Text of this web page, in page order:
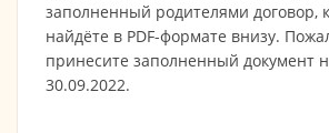
заполненный родителями договор,
найдёте в PDF-формате внизу.
принесите заполненный документ
30.09.2022.